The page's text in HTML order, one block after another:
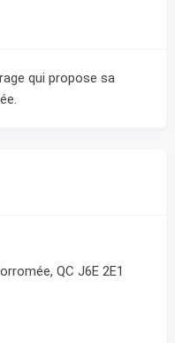
qui propose sa
QC J6E 2E1